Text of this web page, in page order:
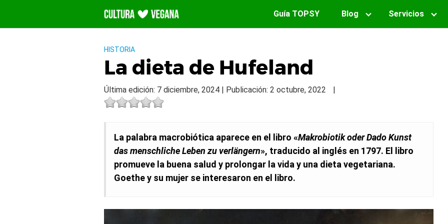
contenido
Guía TOPSY Blog Servicios
HISTORIA
La dieta de Hufeland
Última edición: 7 diciembre, 2024 | Publicación: 2 octubre, 2022 |
La palabra macrobiótica aparece en el libro «Makrobiotik oder Dado Kunst
das menschliche Leben zu verlängern», traducido al inglés en 1797.​ El libro
promueve la buena salud y prolongar la vida y una dieta vegetariana.
Goethe y su mujer se interesaron en el libro.